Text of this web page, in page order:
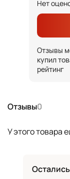
Отзывы0
У этого товара
Нет
Отзывы
купил
рейтинг